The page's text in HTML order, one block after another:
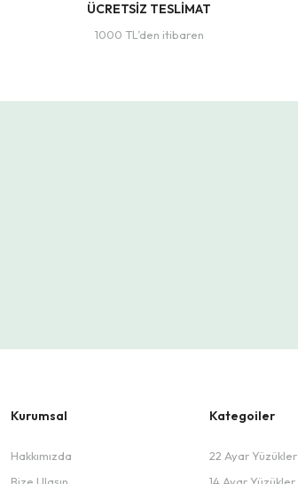
ÜCRETSİZ TESLİMAT
1000 TL’den itibaren
Kurumsal
Hakkımızda
Kategoiler
22 Ayar Yüzükler